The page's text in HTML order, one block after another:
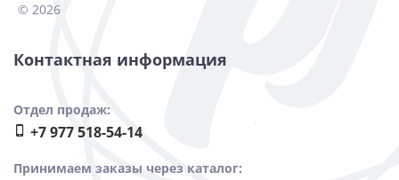
© 2026
Контактная информация
Отдел продаж:
+7 977 518-54-14
Принимаем заказы через каталог: